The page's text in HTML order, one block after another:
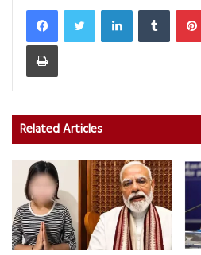
LinkedInTumblr
Print
Related Articles